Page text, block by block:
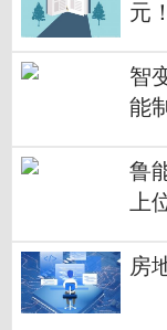
元
智
能
鲁
上
房